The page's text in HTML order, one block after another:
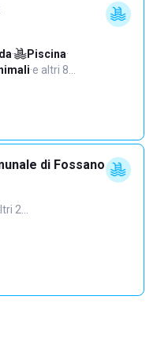
· Piscina·
·e altri 8…
di Fossano
2…